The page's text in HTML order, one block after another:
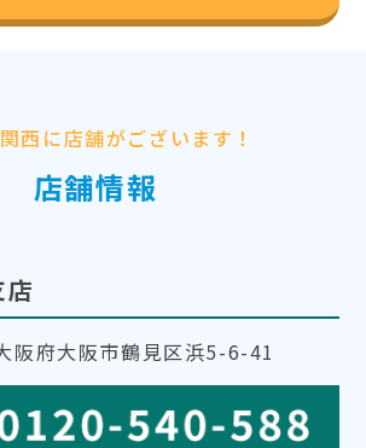
西に店舗がございます！
店舗情報
府大阪市鶴見区浜5-6-41